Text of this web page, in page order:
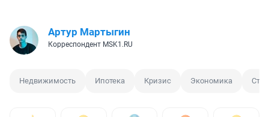
Артур Мартыгин
Корреспондент MSK1.RU
Недвижимость Ипотека Кризис Экономика